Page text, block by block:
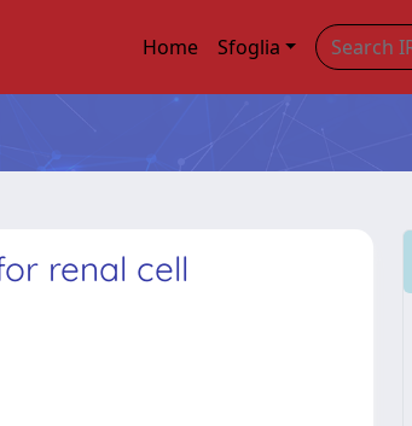
Home Sfoglia
renal cell